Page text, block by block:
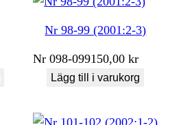
Nr 98-99 (2001:2-3)
Nr 098-099150,00kr
Lägg till i varukorg